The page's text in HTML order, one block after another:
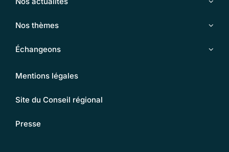
Nos thèmes
Échangeons
Mentions légales
Site du Conseil régional
Presse